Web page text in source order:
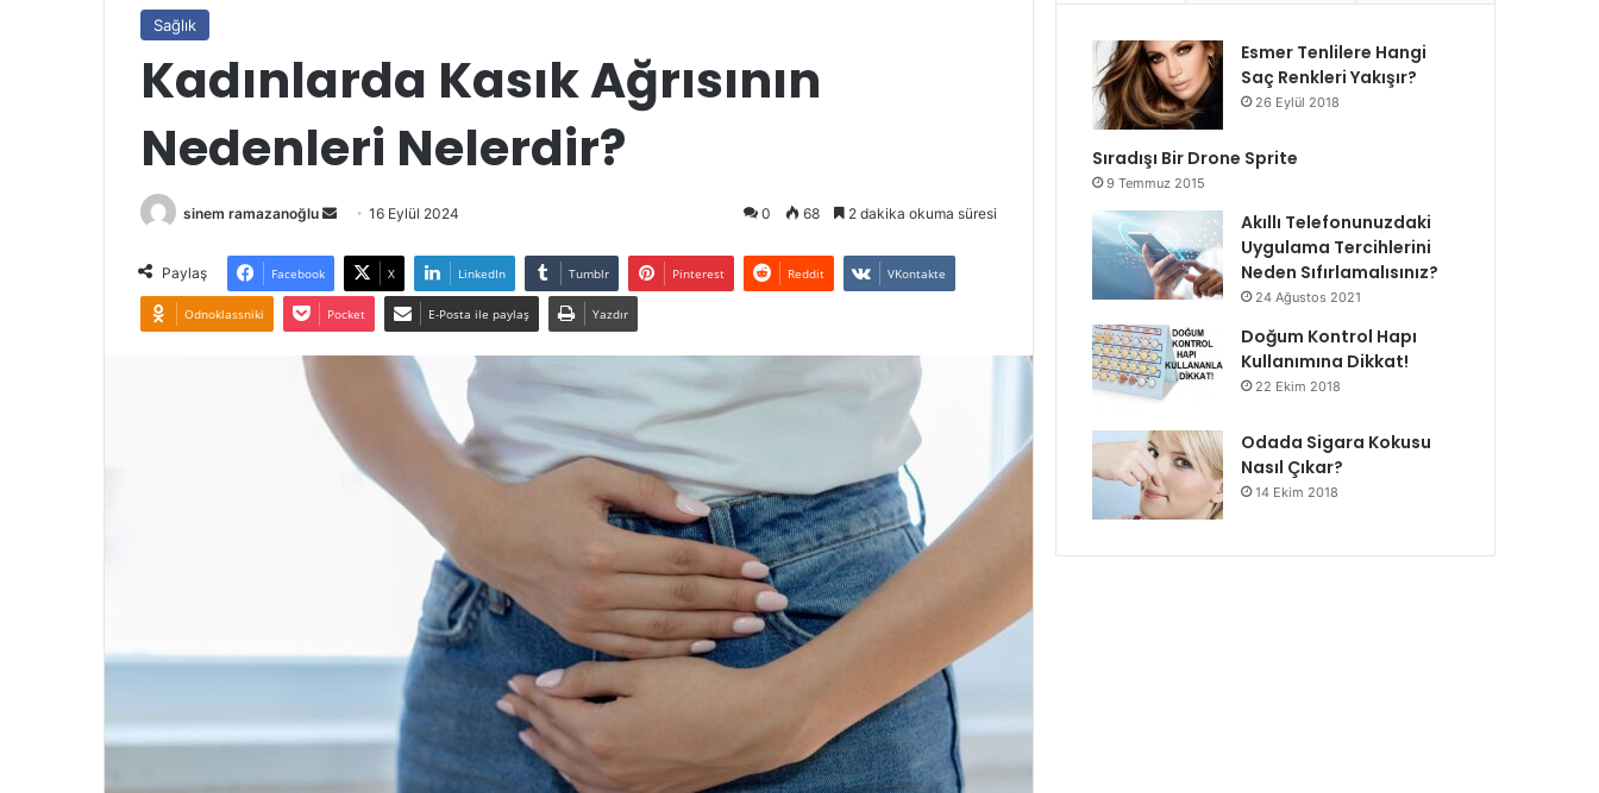
Sağlık
Kadınlarda Kasık Ağrısının
Nedenleri Nelerdir?
sinem ramazanoğlu
Bir
posta
göndermek
16 Eylül 2024 0 68 2 dakika okuma süresi
Paylaş Facebook X LinkedIn Tumblr Pinterest Reddit VKontakte
Odnoklassniki Pocket E-Posta ile paylaş Yazdır
Esmer Tenlilere Hangi
Saç Renkleri Yakışır?
26 Eylül 2018
Sıradışı Bir Drone Sprite
9 Temmuz 2015
Akıllı Telefonunuzdaki
Uygulama Tercihlerini
Neden Sıfırlamalısınız?
24 Ağustos 2021
Doğum Kontrol Hapı
Kullanımına Dikkat!
22 Ekim 2018
Odada Sigara Kokusu
Nasıl Çıkar?
14 Ekim 2018